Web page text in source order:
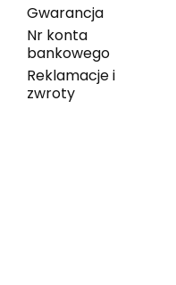
Gwarancja
Nr konta
bankowego
Reklamacje i
zwroty